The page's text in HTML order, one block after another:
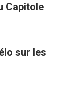
Capitole
sur les